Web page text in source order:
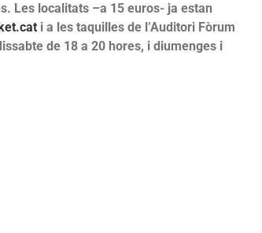
Les localitats –a 15 euros- ja estan
i a les taquilles de l’Auditori Fòrum
de 18 a 20 hores, i diumenges i